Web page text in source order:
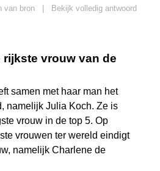
van bron
Bekijk volledig antwoord
vrouw van de
samen met haar man het
namelijk Julia Koch. Ze is
vrouw in de top 5. Op
vrouwen ter wereld eindigt
namelijk Charlene de